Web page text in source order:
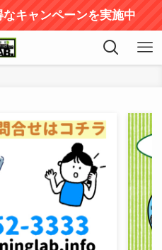
キャンペーンを実施中